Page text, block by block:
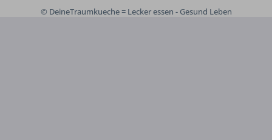
© DeineTraumkueche = Lecker essen - Gesund Leben